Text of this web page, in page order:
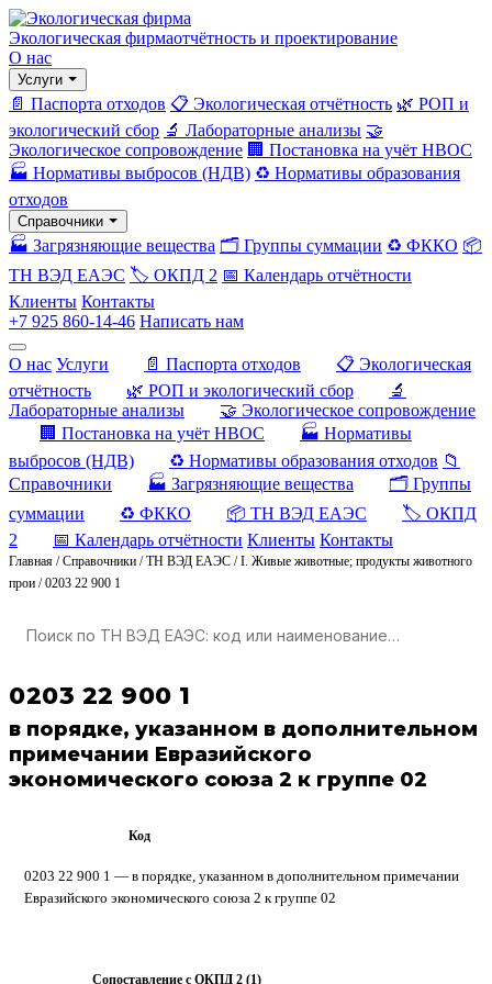
Экологическая фирмаотчётность и проектирование
О нас
Услуги
📄 Паспорта отходов 📋 Экологическая отчётность 🌿 РОП и
экологический сбор 🔬 Лабораторные анализы 🤝
Экологическое сопровождение 🏢 Постановка на учёт НВОС
🏭 Нормативы выбросов (НДВ) ♻️ Нормативы образования
отходов
Справочники
🏭 Загрязняющие вещества 🗂️ Группы суммации ♻️ ФККО 📦
ТН ВЭД ЕАЭС 🏷️ ОКПД 2 📅 Календарь отчётности
Клиенты Контакты
+7 925 860-14-46 Написать нам
О нас Услуги 📄 Паспорта отходов
📋 Экологическая
отчётность
🌿 РОП и экологический сбор
🔬
Лабораторные анализы
🤝 Экологическое сопровождение
🏢 Постановка на учёт НВОС
🏭 Нормативы
выбросов (НДВ)
♻️ Нормативы образования отходов 📁
Справочники
🏭 Загрязняющие вещества
🗂️ Группы
суммации
♻️ ФККО 📦 ТН ВЭД ЕАЭС
🏷️ ОКПД
2
📅 Календарь отчётности Клиенты Контакты
Главная /Справочники /ТН ВЭД ЕАЭС /I. Живые животные; продукты животного
прои /0203 22 900 1
0203 22 900 1
в порядке, указанном в дополнительном
примечании Евразийского
экономического союза 2 к группе 02
Код
0203 22 900 1 — в порядке, указанном в дополнительном примечании
Евразийского экономического союза 2 к группе 02
Сопоставление с ОКПД 2 (1)